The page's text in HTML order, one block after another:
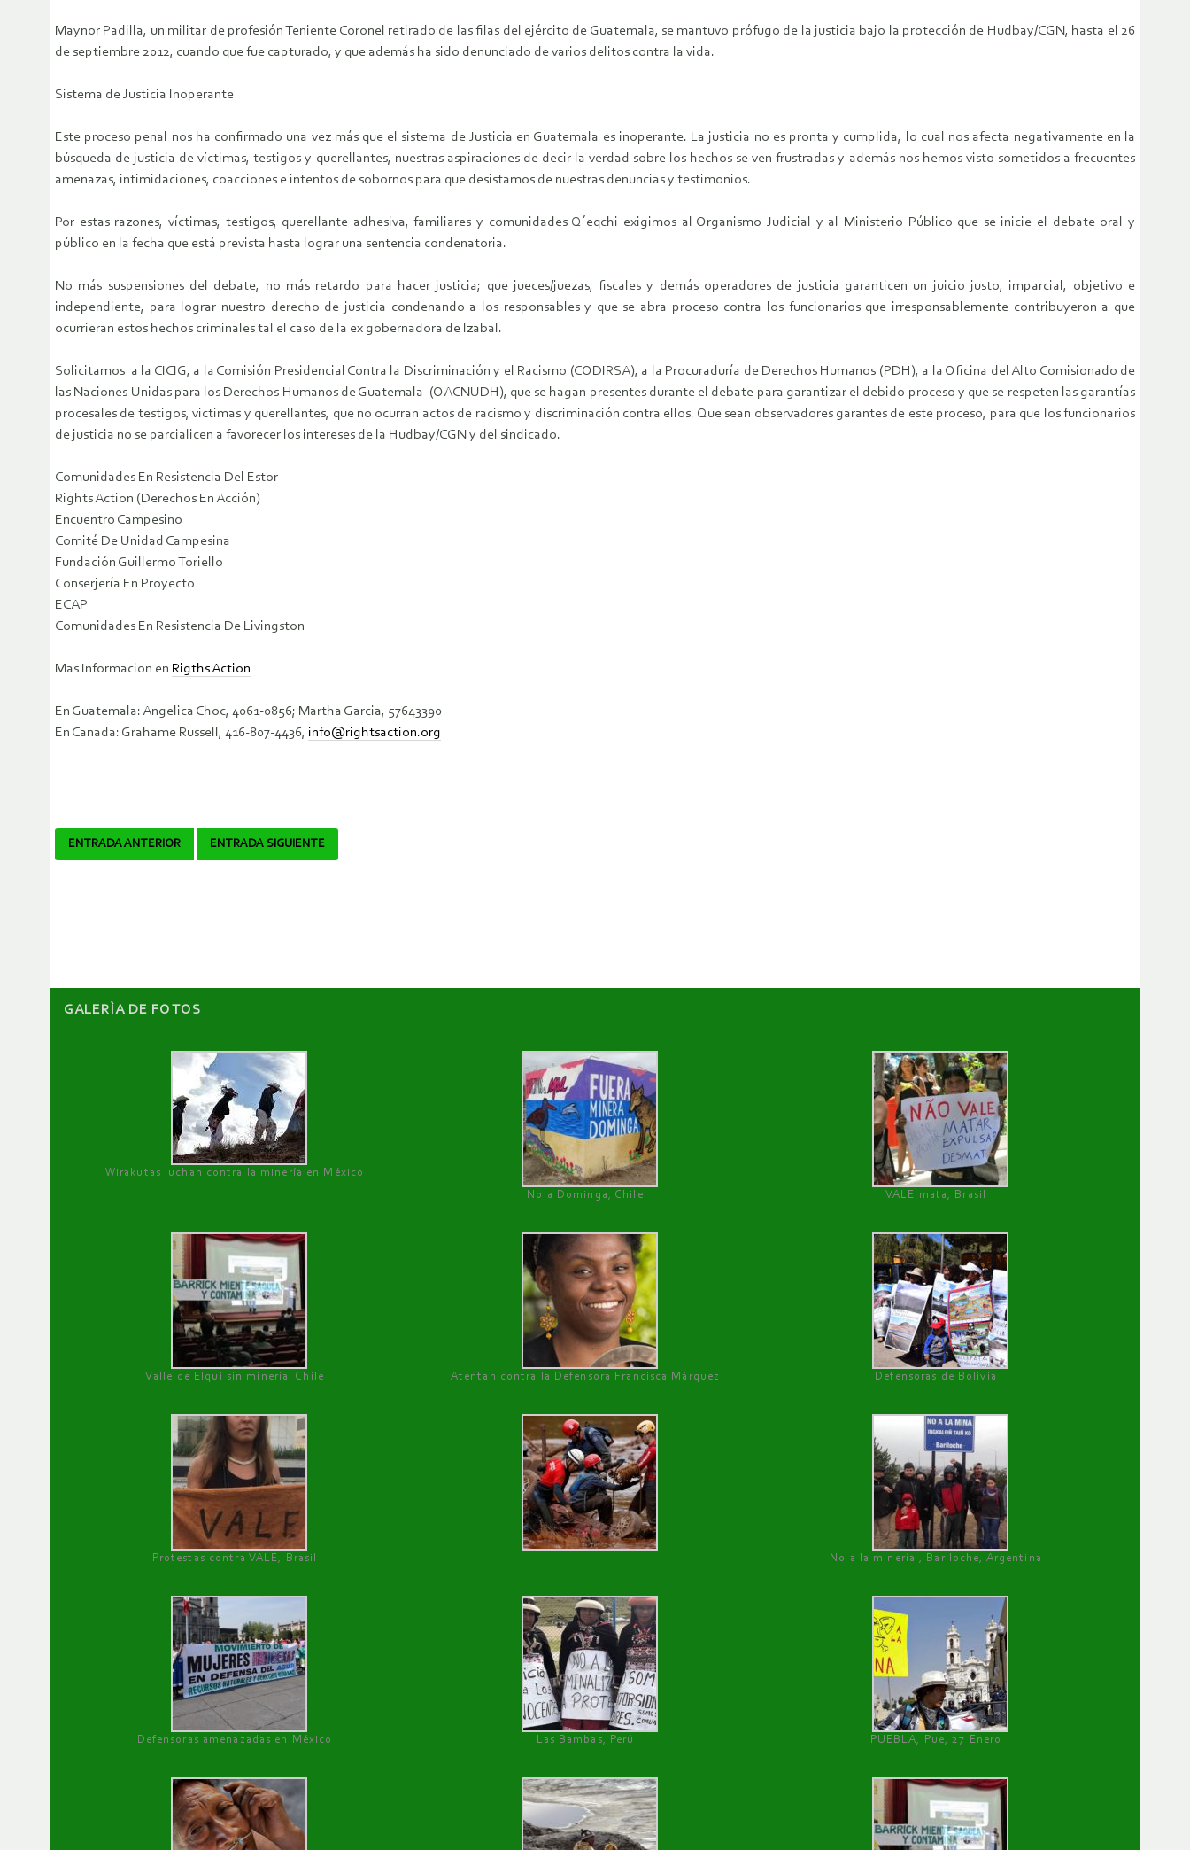
Maynor Padilla, un militar de profesión Teniente Coronel retirado de las filas del ejército de Guatemala, se mantuvo prófugo de la justicia bajo la protección de Hudbay/CGN, hasta el 26
de septiembre 2012, cuando que fue capturado, y que además ha sido denunciado de varios delitos contra la vida.
Sistema de Justicia Inoperante
Este proceso penal nos ha confirmado una vez más que el sistema de Justicia en Guatemala es inoperante. La justicia no es pronta y cumplida, lo cual nos afecta negativamente en la
búsqueda de justicia de víctimas, testigos y querellantes, nuestras aspiraciones de decir la verdad sobre los hechos se ven frustradas y además nos hemos visto sometidos a frecuentes
amenazas, intimidaciones, coacciones e intentos de sobornos para que desistamos de nuestras denuncias y testimonios.
Por estas razones, víctimas, testigos, querellante adhesiva, familiares y comunidades Q´eqchi exigimos al Organismo Judicial y al Ministerio Público que se inicie el debate oral y
público en la fecha que está prevista hasta lograr una sentencia condenatoria.
No más suspensiones del debate, no más retardo para hacer justicia; que jueces/juezas, fiscales y demás operadores de justicia garanticen un juicio justo, imparcial, objetivo e
independiente, para lograr nuestro derecho de justicia condenando a los responsables y que se abra proceso contra los funcionarios que irresponsablemente contribuyeron a que
ocurrieran estos hechos criminales tal el caso de la ex gobernadora de Izabal.
Solicitamos a la CICIG, a la Comisión Presidencial Contra la Discriminación y el Racismo (CODIRSA), a la Procuraduría de Derechos Humanos (PDH), a la Oficina del Alto Comisionado de
las Naciones Unidas para los Derechos Humanos de Guatemala (OACNUDH), que se hagan presentes durante el debate para garantizar el debido proceso y que se respeten las garantías
procesales de testigos, victimas y querellantes, que no ocurran actos de racismo y discriminación contra ellos. Que sean observadores garantes de este proceso, para que los funcionarios
de justicia no se parcialicen a favorecer los intereses de la Hudbay/CGN y del sindicado.
Comunidades En Resistencia Del Estor
Rights Action (Derechos En Acción)
Encuentro Campesino
Comité De Unidad Campesina
Fundación Guillermo Toriello
Conserjería En Proyecto
ECAP
Comunidades En Resistencia De Livingston
Mas Informacion en Rigths Action
En Guatemala: Angelica Choc, 4061-0856; Martha Garcia, 57643390
En Canada: Grahame Russell, 416-807-4436, info@rightsaction.org
Navegador
ENTRADA ANTERIOR ENTRADA SIGUIENTE
GALERÌA DE FOTOS
Wirakutas luchan contra la minería en México
No a Dominga, Chile
VALE mata, Brasil
Valle de Elqui sin minería. Chile Atentan contra la Defensora Francisca Márquez Defensoras de Bolivia
Protestas contra VALE, Brasil No a la minería , Bariloche, Argentina
Defensoras amenazadas en México Las Bambas, Perú PUEBLA, Pue, 27 Enero